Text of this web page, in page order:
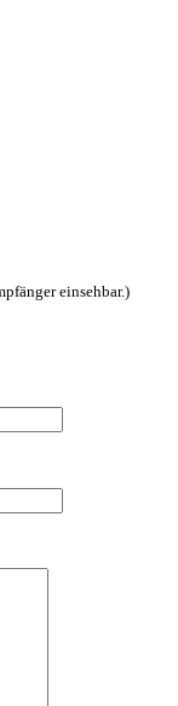
einsehbar.)